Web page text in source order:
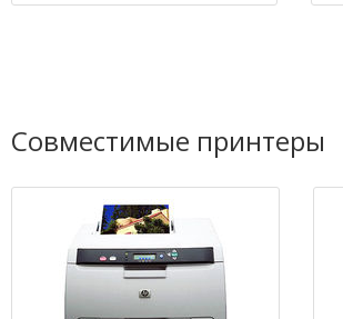
Совместимые принтеры